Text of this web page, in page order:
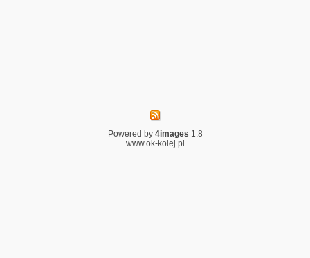
Powered by 4images 1.8
www.ok-kolej.pl